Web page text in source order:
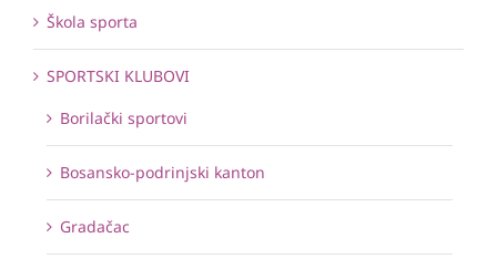
Škola sporta
SPORTSKI KLUBOVI
Borilački sportovi
Bosansko-podrinjski kanton
Gradačac